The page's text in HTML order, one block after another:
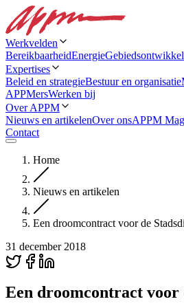
Werkvelden
BereikbaarheidEnergie
Expertises
Beleid en strategieBestuur en organisatie
APPMersWerken bij
Over APPM
Nieuws en artikelenOver onsAPPM
Contact
Home
Nieuws en artikelen
Een droomcontract voor de
31 december 2018
Een droomcontract voor